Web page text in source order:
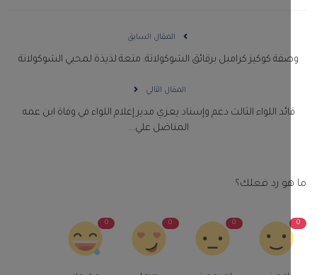
المقال السابق
كوكيز كرامبل برقائق الشوكولاتة: متعة لذيذة لمحبي الشوكولاتة
المقال التالي
اللواء الثالث دعم وإسناد يعزي مدير إعلام اللواء في وفاة ابن عمه
المناضل علي...
رد فعلك؟